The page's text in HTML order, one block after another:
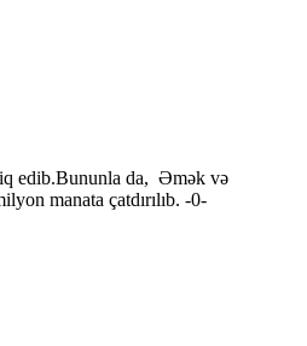
edib.Bununla da, Əmək və
manata çatdırılıb. -0-